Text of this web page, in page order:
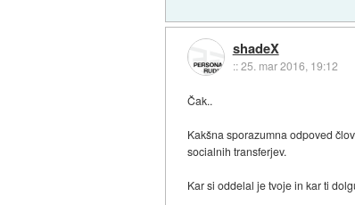
shadeX
::25. mar 2016, 19:12
Čak..
Kakšna sporazumna odpoved
socialnih transferjev.
Kar si oddelal je tvoje in kar ti